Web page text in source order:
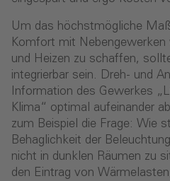
Um das höchstmögliche
Komfort mit Nebengewerken
und Heizen zu schaffen,
integrierbar sein. Dreh- und
Information des Gewerkes
Klima“ optimal aufeinander
zum Beispiel die Frage: Wie
Behaglichkeit der
nicht in dunklen Räumen zu
den Eintrag von